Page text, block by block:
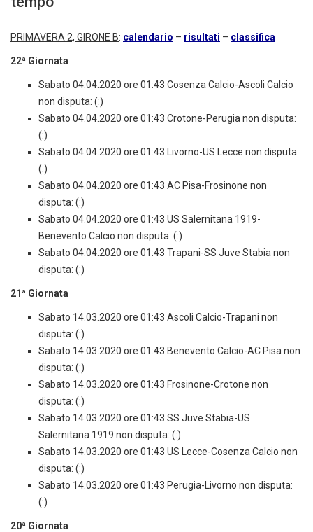
PRIMAVERA 2, GIRONE B: calendario – risultati – classifica
22ª Giornata
Sabato 04.04.2020 ore 01:43 Cosenza Calcio-Ascoli Calcio
non disputa: (:)
Sabato 04.04.2020 ore 01:43 Crotone-Perugia non disputa:
(:)
Sabato 04.04.2020 ore 01:43 Livorno-US Lecce non disputa:
(:)
Sabato 04.04.2020 ore 01:43 AC Pisa-Frosinone non
disputa: (:)
Sabato 04.04.2020 ore 01:43 US Salernitana 1919-
Benevento Calcio non disputa: (:)
Sabato 04.04.2020 ore 01:43 Trapani-SS Juve Stabia non
disputa: (:)
21ª Giornata
Sabato 14.03.2020 ore 01:43 Ascoli Calcio-Trapani non
disputa: (:)
Sabato 14.03.2020 ore 01:43 Benevento Calcio-AC Pisa non
disputa: (:)
Sabato 14.03.2020 ore 01:43 Frosinone-Crotone non
disputa: (:)
Sabato 14.03.2020 ore 01:43 SS Juve Stabia-US
Salernitana 1919 non disputa: (:)
Sabato 14.03.2020 ore 01:43 US Lecce-Cosenza Calcio non
disputa: (:)
Sabato 14.03.2020 ore 01:43 Perugia-Livorno non disputa:
(:)
20ª Giornata